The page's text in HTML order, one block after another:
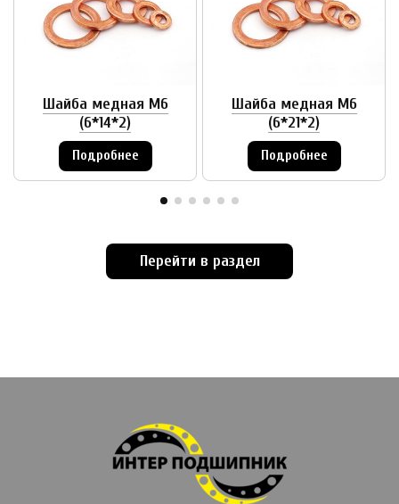
Шайба медная М6
(6*14*2)
Подробнее
Шайба медная М6
(6*21*2)
Подробнее
Перейти в раздел